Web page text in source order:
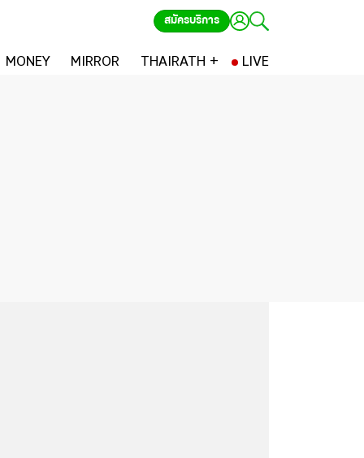
สมัครบริการ
MONEY MIRROR THAIRATH + LIVE